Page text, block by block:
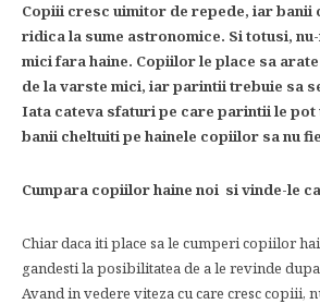
Copiii cresc uimitor de repede, iar banii
ridica la sume astronomice. Si totusi,
mici fara haine. Copiilor le place sa
de la varste mici, iar parintii trebuie sa
Iata cateva sfaturi pe care parintii le pot
banii cheltuiti pe hainele copiilor sa nu
Cumpara copiilor haine noi si vinde-le
Chiar daca iti place sa le cumperi copiilor
gandesti la posibilitatea de a le revinde
Avand in vedere viteza cu care cresc copiii,